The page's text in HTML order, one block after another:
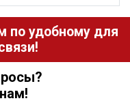
по удобному для